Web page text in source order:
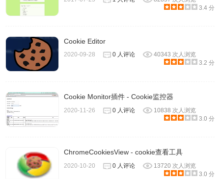
3.4 分
Cookie Editor
2020-09-28 0 人评论
40343 次人浏览
3.2 分
Cookie Monitor插件 - Cookie监控器
2020-11-26 0 人评论
10838 次人浏览
3.0 分
ChromeCookiesView - cookie查看工具
2020-10-20 0 人评论
13720 次人浏览
3.0 分